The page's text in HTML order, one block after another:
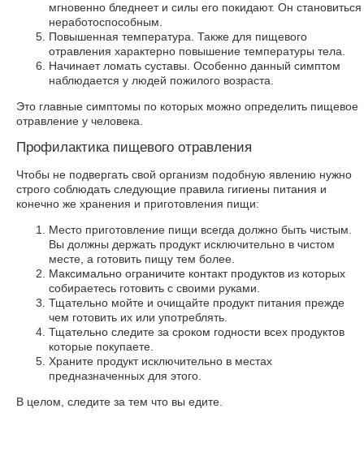
мгновенно бледнеет и силы его покидают. Он становиться
неработоспособным.
Повышенная температура. Также для пищевого
отравления характерно повышение температуры тела.
Начинает ломать суставы. Особенно данный симптом
наблюдается у людей пожилого возраста.
Это главные симптомы по которых можно определить пищевое
отравление у человека.
Профилактика пищевого отравления
Чтобы не подвергать свой организм подобную явлению нужно
строго соблюдать следующие правила гигиены питания и
конечно же хранения и приготовления пищи:
Место приготовление пищи всегда должно быть чистым.
Вы должны держать продукт исключительно в чистом
месте, а готовить пищу тем более.
Максимально ограничите контакт продуктов из которых
собираетесь готовить с своими руками.
Тщательно мойте и очищайте продукт питания прежде
чем готовить их или употреблять.
Тщательно следите за сроком годности всех продуктов
которые покупаете.
Храните продукт исключительно в местах
предназначенных для этого.
В целом, следите за тем что вы едите.